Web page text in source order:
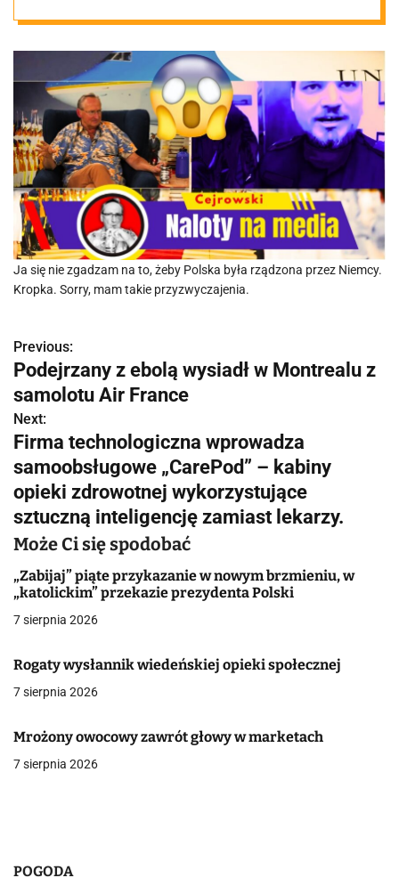
tanie auta
Ja się nie zgadzam na to, żeby Polska była rządzona przez Niemcy.
Kropka. Sorry, mam takie przyzwyczajenia.
N
a
w
i
g
a
c
j
a
w
p
s
Previous:
Podejrzany z ebolą wysiadł w Montrealu z
samolotu Air France
Next:
Firma technologiczna wprowadza
samoobsługowe „CarePod” – kabiny
opieki zdrowotnej wykorzystujące
sztuczną inteligencję zamiast lekarzy.
Może Ci się spodobać
„Zabijaj” piąte przykazanie w nowym brzmieniu, w
„katolickim” przekazie prezydenta Polski
7 sierpnia 2026
Rogaty wysłannik wiedeńskiej opieki społecznej
7 sierpnia 2026
Mrożony owocowy zawrót głowy w marketach
7 sierpnia 2026
POGODA